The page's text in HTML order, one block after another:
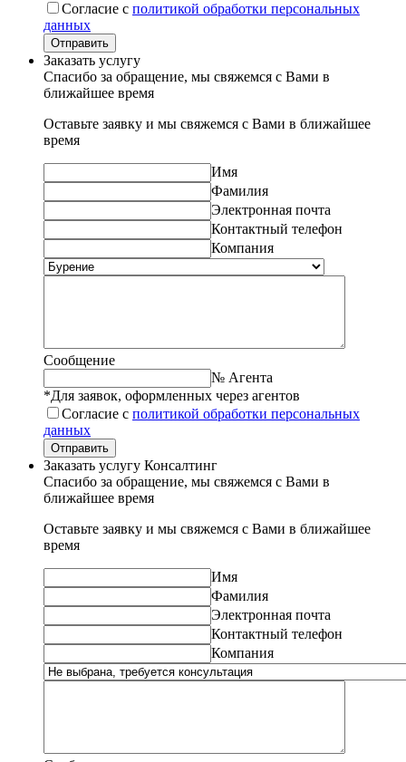
Согласие с политикой обработки персональных
данных
Отправить
Заказать услугу
Спасибо за обращение, мы свяжемся с Вами в
ближайшее время
Оставьте заявку и мы свяжемся с Вами в ближайшее
время
Имя
Фамилия
Электронная почта
Контактный телефон
Компания
Сообщение
№ Агента
*Для заявок, оформленных через агентов
Согласие с политикой обработки персональных
данных
Отправить
Заказать услугу Консалтинг
Спасибо за обращение, мы свяжемся с Вами в
ближайшее время
Оставьте заявку и мы свяжемся с Вами в ближайшее
время
Имя
Фамилия
Электронная почта
Контактный телефон
Компания